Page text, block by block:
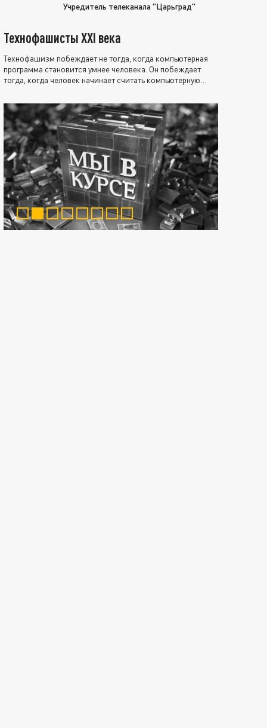
Учредитель телеканала "Царьград"
Технофашисты XXI века
Технофашизм побеждает не тогда, когда компьютерная
программа становится умнее человека. Он побеждает
тогда, когда человек начинает считать компьютерную